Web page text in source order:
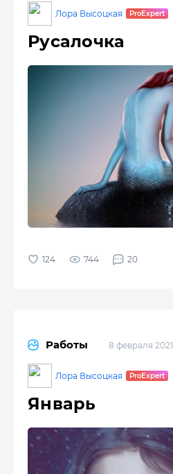
Лора Высоцкая
Русалочка
744 20
Работы 8 февраля 2021
Лора Высоцкая
Январь